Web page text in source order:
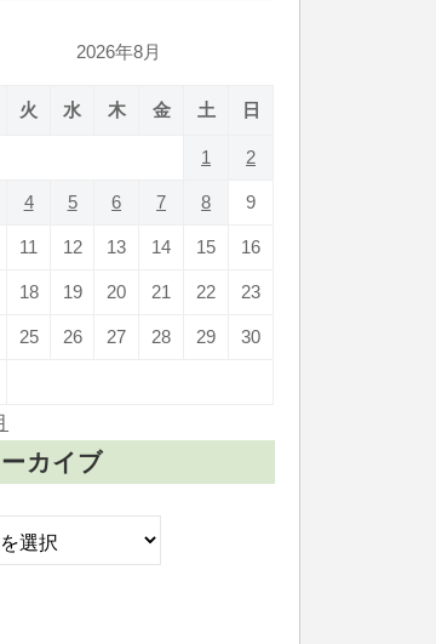
2026年8月
火 水 木 金 土 日
1 2
4 5 6 7 8 9
11 12 13 14 15 16
18 19 20 21 22 23
25 26 27 28 29 30
カイブ